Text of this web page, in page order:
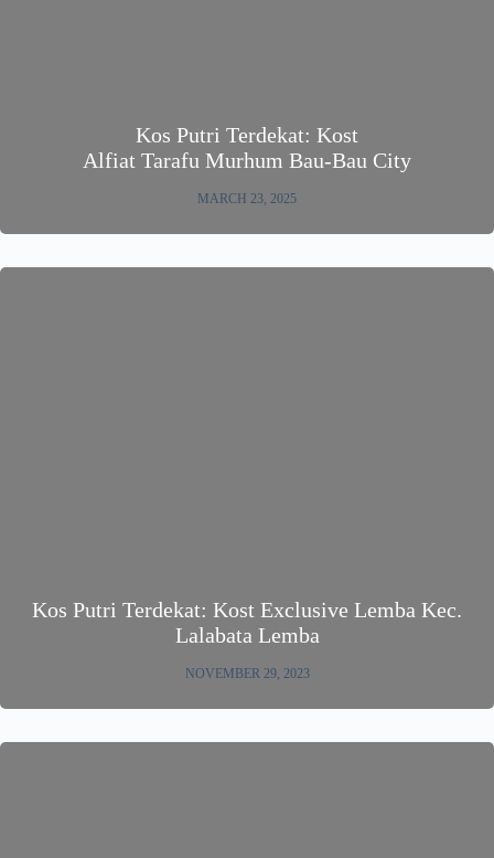
Kos Putri Terdekat: Kost
Alfiat Tarafu Murhum Bau-Bau City
MARCH 23, 2025
Kos Putri Terdekat: Kost Exclusive Lemba Kec.
Lalabata Lemba
NOVEMBER 29, 2023